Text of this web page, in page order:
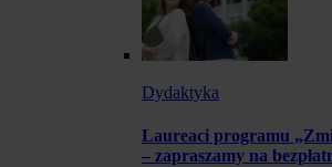
Dydaktyka
Laureaci programu
– zapraszamy na